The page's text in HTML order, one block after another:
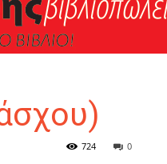
0
724